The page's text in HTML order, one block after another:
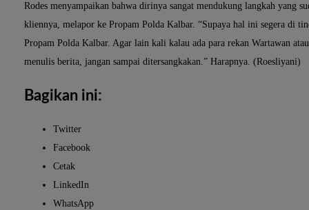
Rodes menyampaikan bahwa dirinya sangat mendukung langkah yang
kliennya, melapor ke Propam Polda Kalbar. “Supaya hal ini segera di
Propam Polda Kalbar. Agar lain kali kalau ada para rekan Wartawan
menulis berita, jangan sampai ditersangkakan.” Harapnya. (Roesliyani)
Bagikan ini:
Twitter
Facebook
Cetak
LinkedIn
WhatsApp